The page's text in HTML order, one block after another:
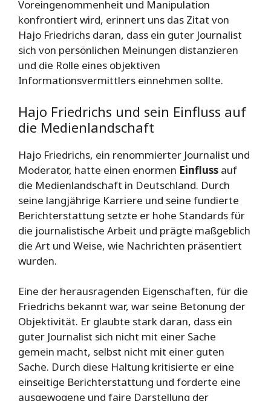
Voreingenommenheit und Manipulation
konfrontiert wird, erinnert uns das Zitat von
Hajo Friedrichs daran, dass ein guter Journalist
sich von persönlichen Meinungen distanzieren
und die Rolle eines objektiven
Informationsvermittlers einnehmen sollte.
Hajo Friedrichs und sein Einfluss auf
die Medienlandschaft
Hajo Friedrichs, ein renommierter Journalist und
Moderator, hatte einen enormen Einfluss auf
die Medienlandschaft in Deutschland. Durch
seine langjährige Karriere und seine fundierte
Berichterstattung setzte er hohe Standards für
die journalistische Arbeit und prägte maßgeblich
die Art und Weise, wie Nachrichten präsentiert
wurden.
Eine der herausragenden Eigenschaften, für die
Friedrichs bekannt war, war seine Betonung der
Objektivität. Er glaubte stark daran, dass ein
guter Journalist sich nicht mit einer Sache
gemein macht, selbst nicht mit einer guten
Sache. Durch diese Haltung kritisierte er eine
einseitige Berichterstattung und forderte eine
ausgewogene und faire Darstellung der